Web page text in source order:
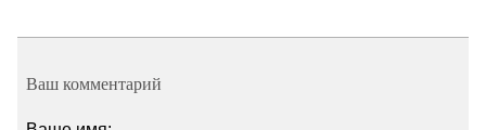
Ваш комментарий